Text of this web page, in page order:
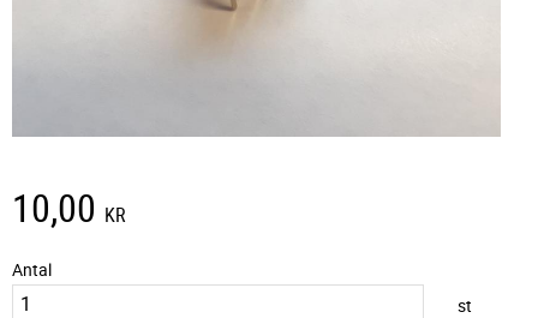
10,00 KR
Antal
st